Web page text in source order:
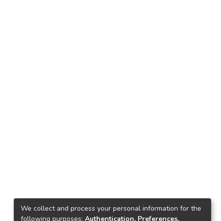
We collect and process your personal information for the
following purposes: Authentication, Preferences,